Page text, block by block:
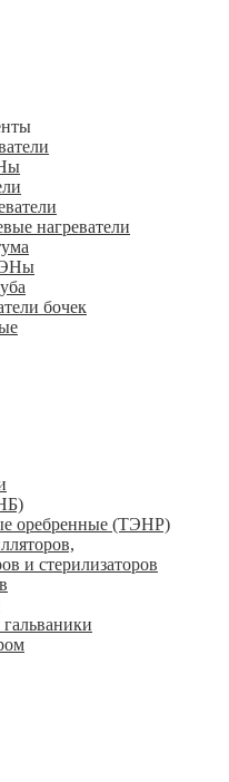
нагреватели
бочек
оребренные (ТЭНР)
и стерилизаторов